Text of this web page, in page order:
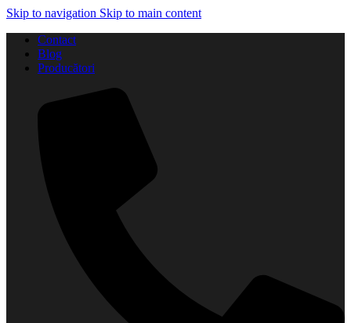
Skip to navigation Skip to main content
Contact
Blog
Producători